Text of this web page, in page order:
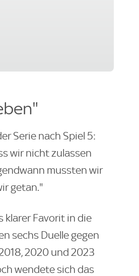
Serie nach Spiel 5:
wir nicht zulassen
mussten wir
getan."
klarer Favorit in die
sechs Duelle gegen
2020 und 2023
wendete sich das